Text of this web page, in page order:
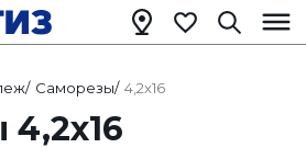
/ Саморезы/ 4,2х16